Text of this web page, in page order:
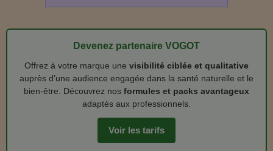
Devenez partenaire VOGOT
Offrez à votre marque une visibilité ciblée et qualitative
auprès d’une audience engagée dans la santé naturelle et le
bien‑être. Découvrez nos formules et packs avantageux
adaptés aux professionnels.
Voir les tarifs